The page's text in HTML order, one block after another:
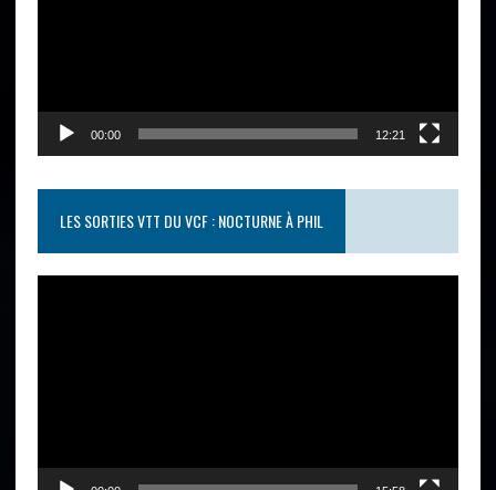
00:00 12:21
LES SORTIES VTT DU VCF : NOCTURNE À PHIL